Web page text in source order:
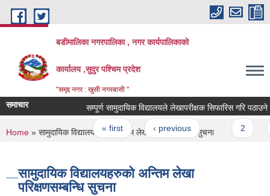
Skip to main content
बडीमालिका नगरपालिका , नगर कार्यपालिकाको
कार्यालय ,सुदुर पश्चिम प्रदेश
"समृद्द नगर : खुसी नगरबासी "
समाचार सम्पूर्ण सामुदायिक विद्यालयले लेखापरीक्षक सिफारिस गरि पठाउने
Pages
« first ‹ previous …
You are here
Home » सामुदायिक विद्यालयहरुको अन्तिम लेखा परिक्षणसम्बन्धि सुचना
सामुदायिक विद्यालयहरुको अन्तिम लेखा
परिक्षणसम्बन्धि सुचना